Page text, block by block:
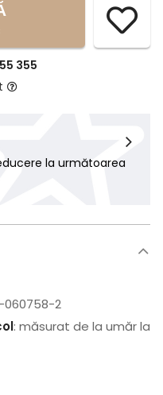
355
la următoarea
060758-2
: măsurat de la umăr la